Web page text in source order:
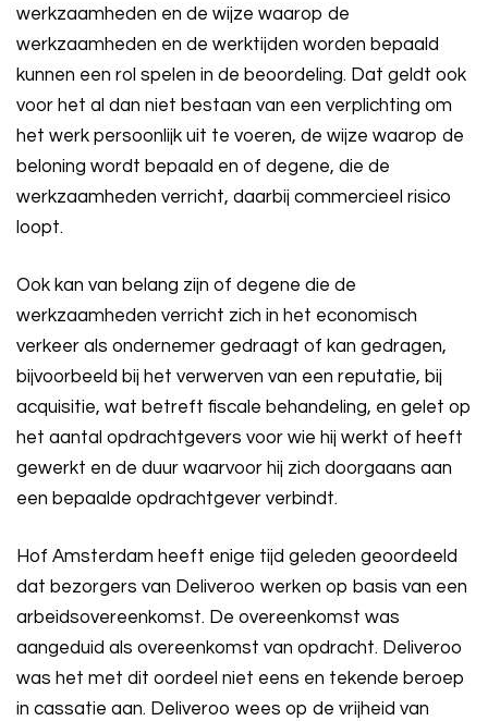
werkzaamheden en de wijze waarop de
werkzaamheden en de werktijden worden bepaald
kunnen een rol spelen in de beoordeling. Dat geldt ook
voor het al dan niet bestaan van een verplichting om
het werk persoonlijk uit te voeren, de wijze waarop de
beloning wordt bepaald en of degene, die de
werkzaamheden verricht, daarbij commercieel risico
loopt.
Ook kan van belang zijn of degene die de
werkzaamheden verricht zich in het economisch
verkeer als ondernemer gedraagt of kan gedragen,
bijvoorbeeld bij het verwerven van een reputatie, bij
acquisitie, wat betreft fiscale behandeling, en gelet op
het aantal opdrachtgevers voor wie hij werkt of heeft
gewerkt en de duur waarvoor hij zich doorgaans aan
een bepaalde opdrachtgever verbindt.
Hof Amsterdam heeft enige tijd geleden geoordeeld
dat bezorgers van Deliveroo werken op basis van een
arbeidsovereenkomst. De overeenkomst was
aangeduid als overeenkomst van opdracht. Deliveroo
was het met dit oordeel niet eens en tekende beroep
in cassatie aan. Deliveroo wees op de vrijheid van